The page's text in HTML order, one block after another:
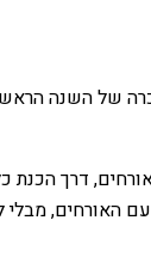
השנה
דרך
האורחים,